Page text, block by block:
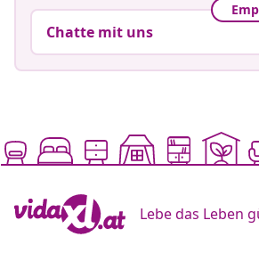
Chatte mit uns
Lebe das Leben